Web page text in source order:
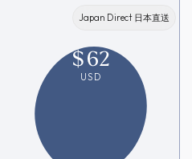
Japan Direct 日本直送
$62
USD